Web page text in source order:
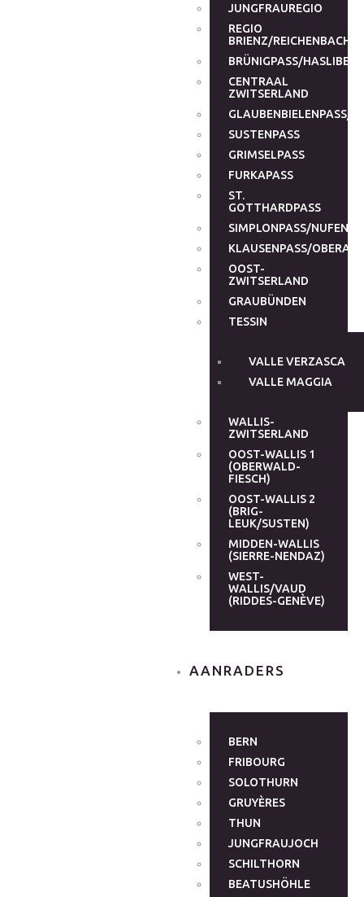
JUNGFRAUREGIO
REGIO
BRIENZ/
BRÜNIGPASS/HASLIBERG
CENTRAAL
ZWITSERLAND
GLAUBENBIELENPASS/
SUSTENPASS
GRIMSELPASS
FURKAPASS
ST.
GOTTHARDPASS
SIMPLONPASS/
KLAUSENPASS/
OOST-
ZWITSERLAND
GRAUBÜNDEN
TESSIN
VALLE VERZASCA
VALLE MAGGIA
WALLIS-
ZWITSERLAND
OOST-WALLIS 1
(OBERWALD-
FIESCH)
OOST-WALLIS 2
(BRIG-
LEUK/SUSTEN)
MIDDEN-WALLIS
(SIERRE-NENDAZ)
WEST-
WALLIS/VAUD
(RIDDES-GENÈVE)
AANRADERS
BERN
FRIBOURG
SOLOTHURN
GRUYÈRES
THUN
JUNGFRAUJOCH
SCHILTHORN
BEATUSHÖHLE